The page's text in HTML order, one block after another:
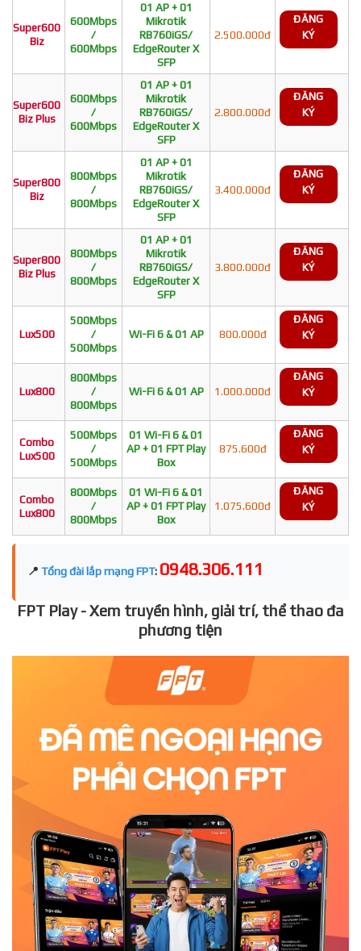
Super600
Biz
600Mbps
/
600Mbps
01 AP + 01
Mikrotik
RB760iGS/
EdgeRouter X
SFP
2.500.000đ
ĐĂNG
KÝ
Super600
Biz Plus
600Mbps
/
600Mbps
01 AP + 01
Mikrotik
RB760iGS/
EdgeRouter X
SFP
2.800.000đ
ĐĂNG
KÝ
Super800
Biz
800Mbps
/
800Mbps
01 AP + 01
Mikrotik
RB760iGS/
EdgeRouter X
SFP
3.400.000đ
ĐĂNG
KÝ
Super800
Biz Plus
800Mbps
/
800Mbps
01 AP + 01
Mikrotik
RB760iGS/
EdgeRouter X
SFP
3.800.000đ
ĐĂNG
KÝ
Lux500
500Mbps
/
500Mbps
Wi-Fi 6 & 01 AP 800.000đ
ĐĂNG
KÝ
Lux800
800Mbps
/
800Mbps
Wi-Fi 6 & 01 AP 1.000.000đ
ĐĂNG
KÝ
Combo
Lux500
500Mbps
/
500Mbps
01 Wi-Fi 6 & 01
AP + 01 FPT Play
Box
875.600đ
ĐĂNG
KÝ
Combo
Lux800
800Mbps
/
800Mbps
01 Wi-Fi 6 & 01
AP + 01 FPT Play
Box
1.075.600đ
ĐĂNG
KÝ
📍 Tổng đài lắp mạng FPT: 0948.306.111
FPT Play - Xem truyền hình, giải trí, thể thao đa
phương tiện